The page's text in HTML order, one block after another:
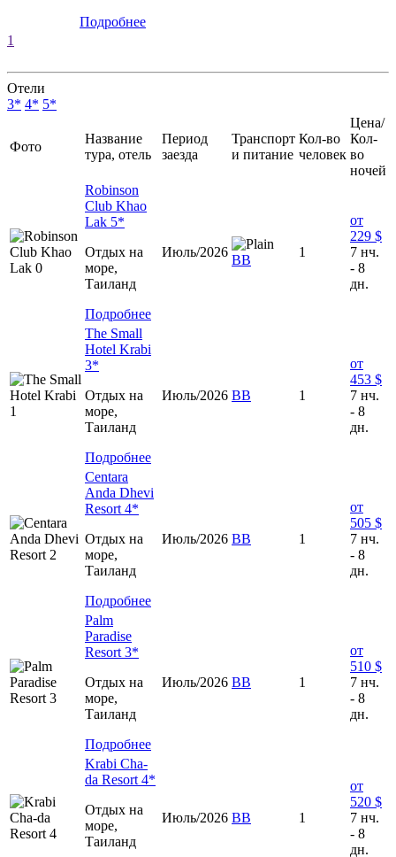
Подробнее
1
Отели
3* 4* 5*
Фото
Название
тура, отель
Период
заезда
Транспорт
и питание
Кол-во
человек
Цена/
Кол-
во
ночей
Robinson
Club Khao
Lak 5*
Отдых на
море,
Таиланд
Подробнее
Июль/2026
BB
1
от
229 $
7 нч.
- 8
дн.
The Small
Hotel Krabi
3*
Отдых на
море,
Таиланд
Подробнее
Июль/2026 ВВ 1
от
453 $
7 нч.
- 8
дн.
Centara
Anda Dhevi
Resort 4*
Отдых на
море,
Таиланд
Подробнее
Июль/2026 ВВ 1
от
505 $
7 нч.
- 8
дн.
Palm
Paradise
Resort 3*
Отдых на
море,
Таиланд
Подробнее
Июль/2026 ВВ 1
от
510 $
7 нч.
- 8
дн.
Krabi Cha-
da Resort 4*
Отдых на
море,
Таиланд
Июль/2026 ВВ 1
от
520 $
7 нч.
- 8
дн.